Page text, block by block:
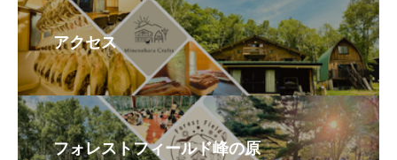
アクセス
フォレストフィールド峰の原